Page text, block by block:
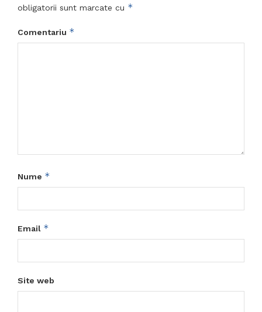
obligatorii sunt marcate cu *
Comentariu *
Nume *
Email *
Site web